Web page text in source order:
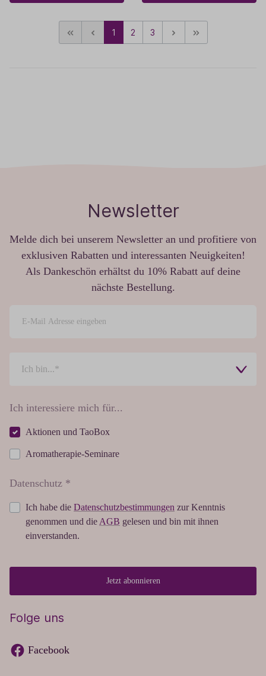
1 2 3
Newsletter
Melde dich bei unserem Newsletter an und profitiere von
exklusiven Rabatten und interessanten Neuigkeiten!
Als Dankeschön erhältst du 10% Rabatt auf deine
nächste Bestellung.
Ich interessiere mich für...
Aktionen und TaoBox
Aromatherapie-Seminare
Datenschutz *
Ich habe die Datenschutzbestimmungen zur Kenntnis
genommen und die AGB gelesen und bin mit ihnen
einverstanden.
Jetzt abonnieren
Folge uns
Facebook